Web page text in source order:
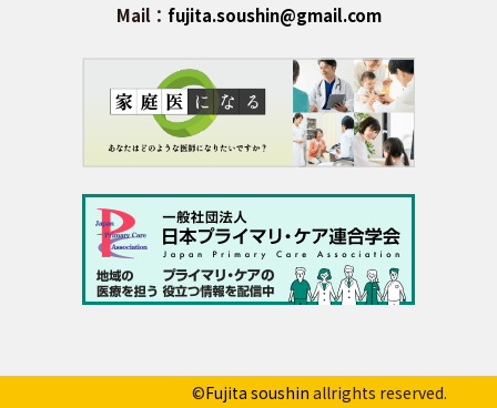
Mail： fujita.soushin@gmail.com
©Fujita soushin allrights reserved.